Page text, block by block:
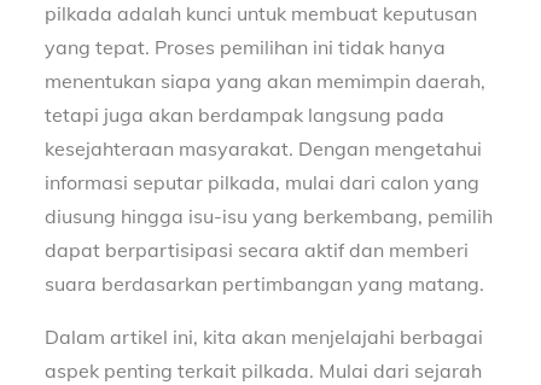
pilkada adalah kunci untuk membuat keputusan
yang tepat. Proses pemilihan ini tidak hanya
menentukan siapa yang akan memimpin daerah,
tetapi juga akan berdampak langsung pada
kesejahteraan masyarakat. Dengan mengetahui
informasi seputar pilkada, mulai dari calon yang
diusung hingga isu-isu yang berkembang, pemilih
dapat berpartisipasi secara aktif dan memberi
suara berdasarkan pertimbangan yang matang.
Dalam artikel ini, kita akan menjelajahi berbagai
aspek penting terkait pilkada. Mulai dari sejarah